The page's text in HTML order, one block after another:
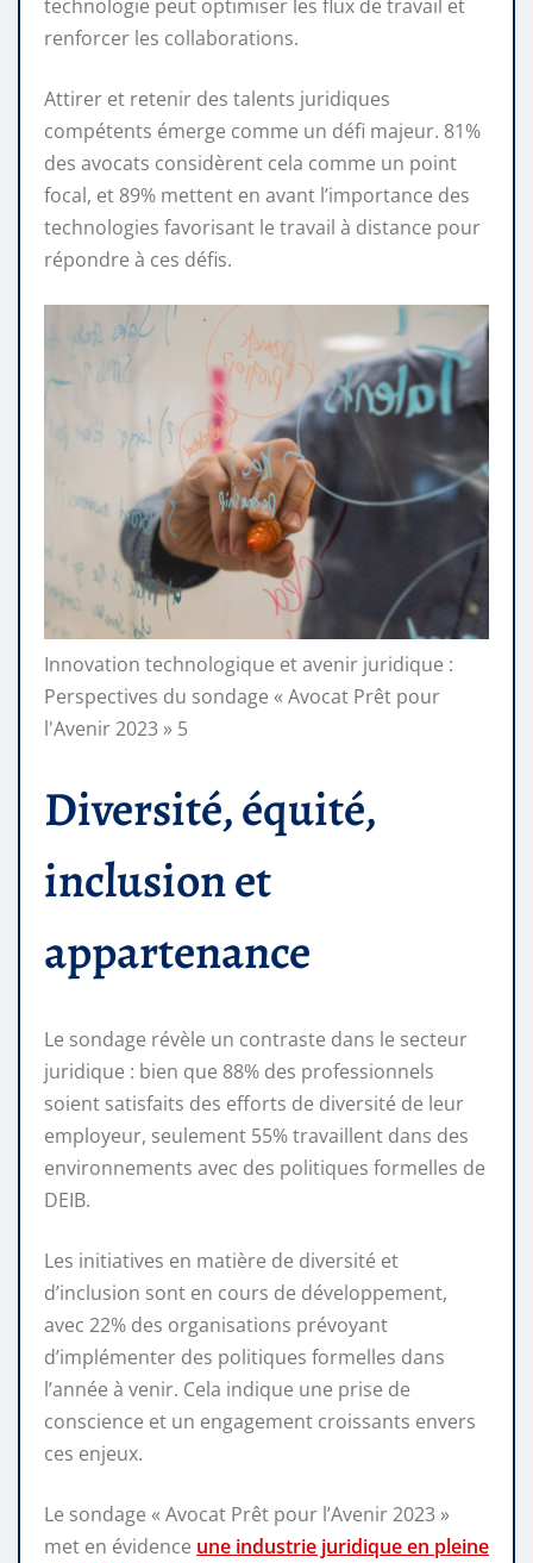
technologie peut optimiser les flux de travail et
renforcer les collaborations.
Attirer et retenir des talents juridiques
compétents émerge comme un défi majeur. 81%
des avocats considèrent cela comme un point
focal, et 89% mettent en avant l’importance des
technologies favorisant le travail à distance pour
répondre à ces défis.
Innovation technologique et avenir juridique :
Perspectives du sondage « Avocat Prêt pour
l'Avenir 2023 » 5
Diversité, équité,
inclusion et
appartenance
Le sondage révèle un contraste dans le secteur
juridique : bien que 88% des professionnels
soient satisfaits des efforts de diversité de leur
employeur, seulement 55% travaillent dans des
environnements avec des politiques formelles de
DEIB.
Les initiatives en matière de diversité et
d’inclusion sont en cours de développement,
avec 22% des organisations prévoyant
d’implémenter des politiques formelles dans
l’année à venir. Cela indique une prise de
conscience et un engagement croissants envers
ces enjeux.
Le sondage « Avocat Prêt pour l’Avenir 2023 »
met en évidence une industrie juridique en pleine